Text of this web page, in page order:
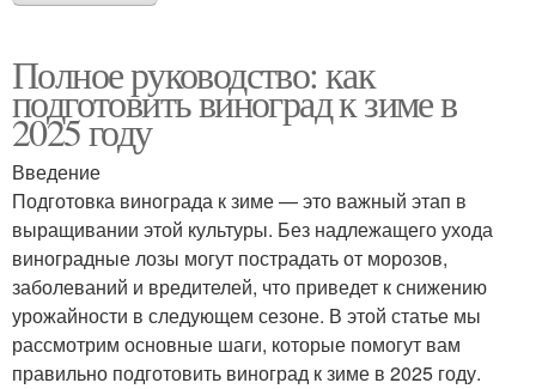
Полное руководство: как
подготовить виноград к зиме в
2025 году
Введение
Подготовка винограда к зиме — это важный этап в
выращивании этой культуры. Без надлежащего ухода
виноградные лозы могут пострадать от морозов,
заболеваний и вредителей, что приведет к снижению
урожайности в следующем сезоне. В этой статье мы
рассмотрим основные шаги, которые помогут вам
правильно подготовить виноград к зиме в 2025 году.